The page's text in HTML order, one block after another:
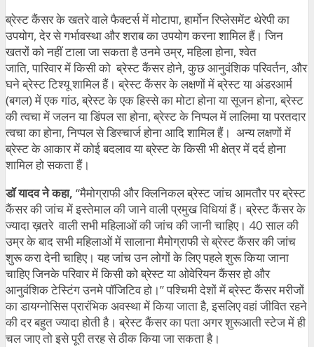
ब्रेस्ट कैंसर के खतरे वाले फैक्टर्स में मोटापा, हार्मोन रिप्लेसमेंट थेरेपी का
उपयोग, देर से गर्भावस्था और शराब का उपयोग करना शामिल हैं। जिन
खतरों को नहीं टाला जा सकता है उनमे उम्र, महिला होना, श्वेत
जाति, पारिवार में किसी को ब्रेस्ट कैंसर होने, कुछ आनुवंशिक परिवर्तन, और
घने ब्रेस्ट टिश्यू शामिल हैं। ब्रेस्ट कैंसर के लक्षणों में ब्रेस्ट या अंडरआर्म
(बगल) में एक गांठ, ब्रेस्ट के एक हिस्से का मोटा होना या सूजन होना, ब्रेस्ट
की त्वचा में जलन या डिंपल सा होना, ब्रेस्ट के निप्पल में लालिमा या परतदार
त्वचा का होना, निप्पल से डिस्चार्ज होना आदि शामिल हैं। अन्य लक्षणों में
ब्रेस्ट के आकार में कोई बदलाव या ब्रेस्ट के किसी भी क्षेत्र में दर्द होना
शामिल हो सकता हैं।
डॉ यादव ने कहा, “मैमोग्राफी और क्लिनिकल ब्रेस्ट जांच आमतौर पर ब्रेस्ट
कैंसर की जांच में इस्तेमाल की जाने वाली प्रमुख विधियां हैं। ब्रेस्ट कैंसर के
ज्यादा ख़तरे वाली सभी महिलाओं की जांच की जानी चाहिए। 40 साल की
उम्र के बाद सभी महिलाओं में सालाना मैमोग्राफी से ब्रेस्ट कैंसर की जांच
शुरू करा देनी चाहिए। यह जांच उन लोगों के लिए पहले शुरू किया जाना
चाहिए जिनके परिवार में किसी को ब्रेस्ट या ओवेरियन कैंसर हो और
आनुवंशिक टेस्टिंग उनमे पॉजिटिव हो।” पश्चिमी देशों में ब्रेस्ट कैंसर मरीजों
का डायग्नोसिस प्रारंभिक अवस्था में किया जाता है, इसलिए वहां जीवित रहने
की दर बहुत ज्यादा होती है। ब्रेस्ट कैंसर का पता अगर शुरूआती स्टेज में ही
चल जाए तो इसे पूरी तरह से ठीक किया जा सकता है।